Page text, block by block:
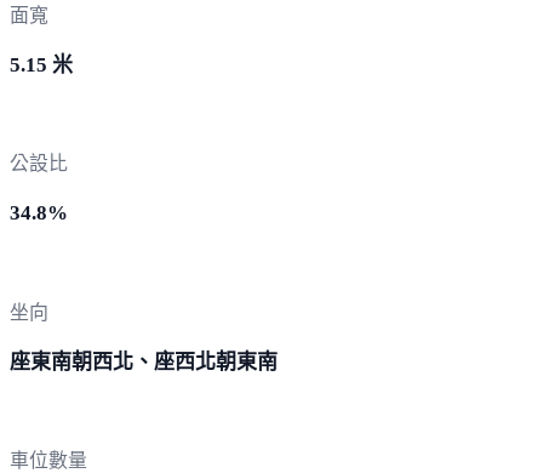
面寬
5.15 米
公設比
34.8%
坐向
座東南朝西北、座西北朝東南
車位數量